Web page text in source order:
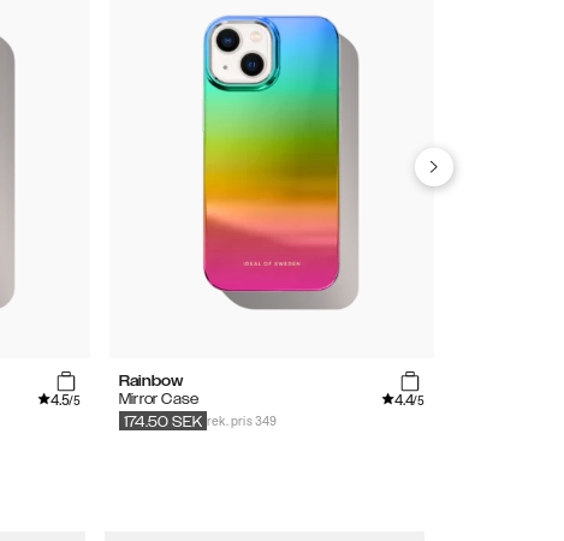
4.5/5
Rainbow
Mirror Case
4.4/5
rek. pris 349
174.50 SEK